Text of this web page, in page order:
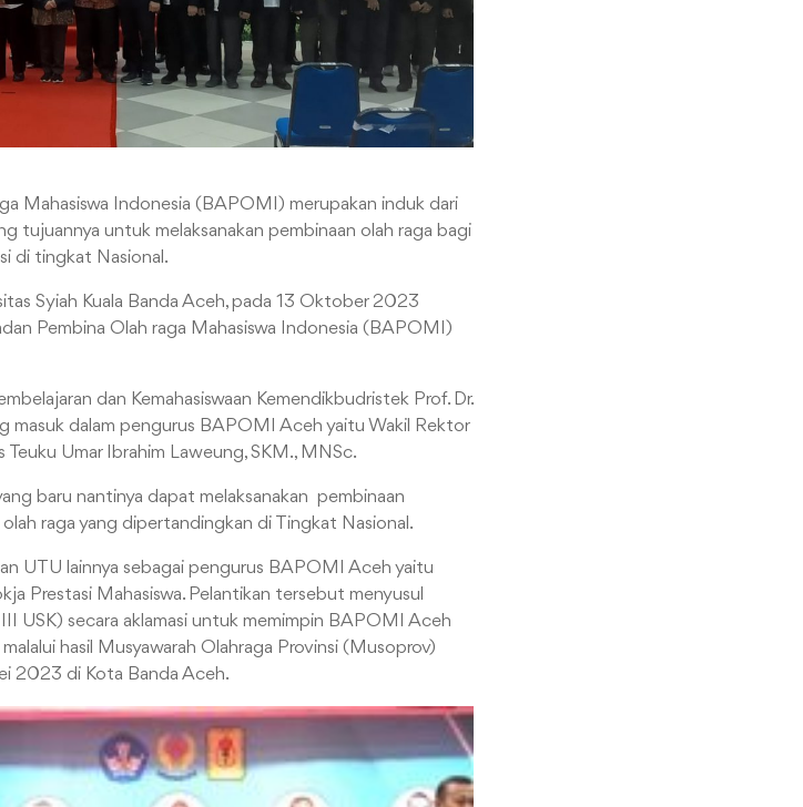
Mahasiswa Indonesia (BAPOMI) merupakan induk dari
tujuannya untuk melaksanakan pembinaan olah raga bagi
di tingkat Nasional.
Syiah Kuala Banda Aceh, pada 13 Oktober 2023
Pembina Olah raga Mahasiswa Indonesia (BAPOMI)
dan Kemahasiswaan Kemendikbudristek Prof. Dr.
masuk dalam pengurus BAPOMI Aceh yaitu Wakil Rektor
Teuku Umar Ibrahim Laweung, SKM., MNSc.
baru nantinya dapat melaksanakan pembinaan
raga yang dipertandingkan di Tingkat Nasional.
UTU lainnya sebagai pengurus BAPOMI Aceh yaitu
Prestasi Mahasiswa. Pelantikan tersebut menyusul
USK) secara aklamasi untuk memimpin BAPOMI Aceh
hasil Musyawarah Olahraga Provinsi (Musoprov)
2023 di Kota Banda Aceh.